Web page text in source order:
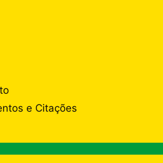
e Citações